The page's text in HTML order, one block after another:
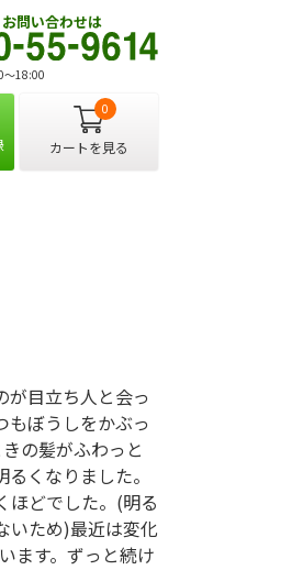
問い合わせは
〜18:00
0
カートを見る
が目立ち人と会っ
もぼうしをかぶっ
の髪がふわっと
くなりました。
ほどでした。(明る
いため)最近は変化
ます。ずっと続け